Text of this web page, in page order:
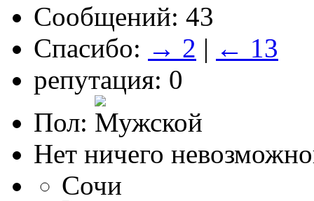
Сообщений: 43
Спасибо: → 2 | ← 13
репутация: 0
Пол:
Нет ничего
Сочи